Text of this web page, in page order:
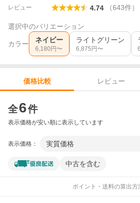
レビュー 4.74 （643件）
選択中のバリエーション
カラー ネイビー
6,180 円〜
ライトグリーン
6,875 円〜
価格比較 レビュー
全6件
表示価格が安い順に表示しています
表示価格： 実質価格
中古を含む
ポイント・送料の算出方